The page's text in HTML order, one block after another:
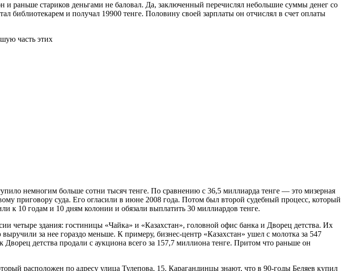
раньше стариков деньгами не баловал. Да, заключенный перечислял небольшие суммы денег со
библиотекарем и получал 19900 тенге. Половину своей зарплаты он отчислял в счет оплаты
часть этих
немногим больше сотни тысяч тенге. По сравнению с 36,5 миллиарда тенге — это мизерная
приговору суда. Его огласили в июне 2008 года. Потом был второй судебный процесс, который
к 10 годам и 10 дням колонии и обязали выплатить 30 миллиардов тенге.
четыре здания: гостиницы «Чайка» и «Казахстан», головной офис банка и Дворец детства. Их
за нее гораздо меньше. К примеру, бизнес-центр «Казахстан» ушел с молотка за 547
детства продали с аукциона всего за 157,7 миллиона тенге. Притом что раньше он
расположен по адресу улица Тулепова, 15. Карагандинцы знают, что в 90-годы Беляев купил